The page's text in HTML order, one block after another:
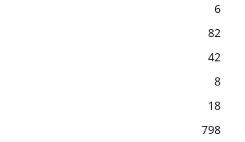
6
82
42
8
18
798